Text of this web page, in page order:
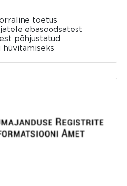
toetus
ebasoodsatest
põhjustatud
hüvitamiseks